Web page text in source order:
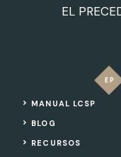
EL
MANUAL LCSP
BLOG
RECURSOS